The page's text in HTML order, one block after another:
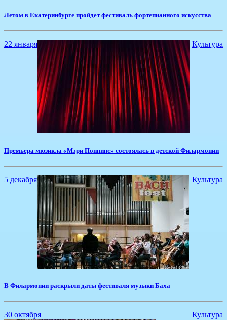
Летом в Екатеринбурге пройдет фестиваль фортепианного искусства
22 января Культура
Премьера мюзикла «Мэри Поппинс» состоялась в детской Филармонии
5 декабря Культура
В Филармонии раскрыли даты фестиваля музыки Баха
30 октября Культура